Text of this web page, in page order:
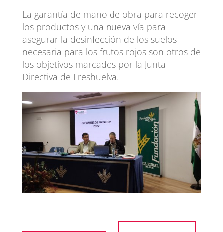
La garantía de mano de obra para recoger
los productos y una nueva vía para
asegurar la desinfección de los suelos
necesaria para los frutos rojos son otros de
los objetivos marcados por la Junta
Directiva de Freshuelva.